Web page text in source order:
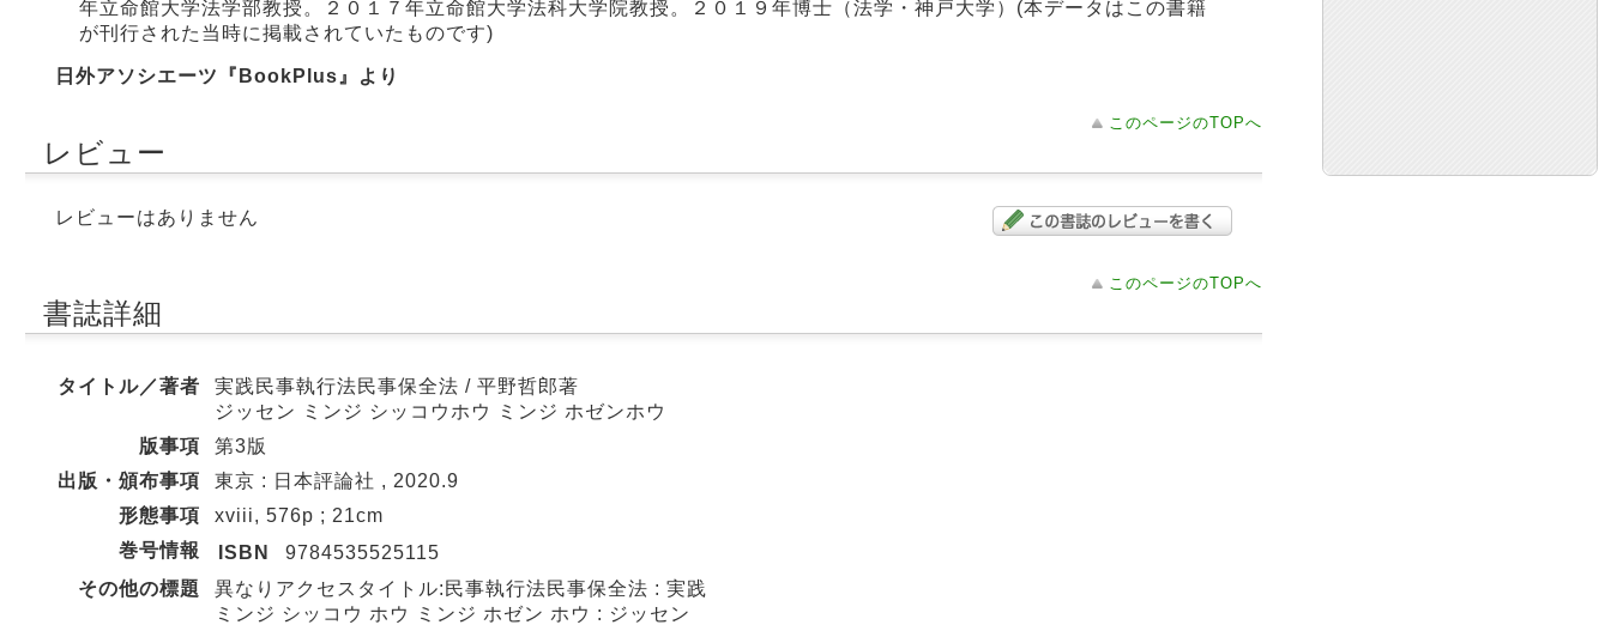
年立命館大学法学部教授。２０１７年立命館大学法科大学院教授。２０１９年博士（法学・神戸大学）(本データはこの書籍
が刊行された当時に掲載されていたものです)
日外アソシエーツ『BookPlus』より
このページのTOPへ
レビュー
レビューはありません
このページのTOPへ
書誌詳細
タイトル／著者
実践民事執行法民事保全法 / 平野哲郎著
ジッセン ミンジ シッコウホウ ミンジ ホゼンホウ
版事項
第3版
出版・頒布事項
東京 : 日本評論社 , 2020.9
形態事項
xviii, 576p ; 21cm
巻号情報
ISBN
9784535525115
その他の標題
異なりアクセスタイトル:民事執行法民事保全法 : 実践
ミンジ シッコウ ホウ ミンジ ホゼン ホウ : ジッセン